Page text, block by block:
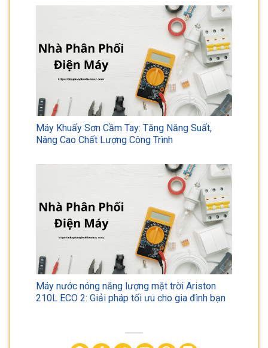
Máy Khuấy Sơn Cầm Tay: Tăng Năng Suất,
Nâng Cao Chất Lượng Công Trình
Máy nước nóng năng lượng mặt trời Ariston
210L ECO 2: Giải pháp tối ưu cho gia đình bạn